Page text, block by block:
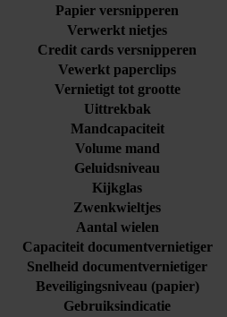
Papier versnipperen
Verwerkt nietjes
Credit cards versnipperen
Vewerkt paperclips
Vernietigt tot grootte
Uittrekbak
Mandcapaciteit
Volume mand
Geluidsniveau
Kijkglas
Zwenkwieltjes
Aantal wielen
Capaciteit documentvernietiger
Snelheid documentvernietiger
Beveiligingsniveau (papier)
Gebruiksindicatie